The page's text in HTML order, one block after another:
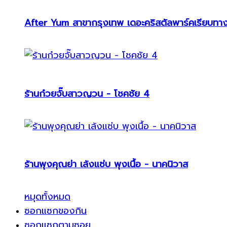
After Yum สาขากรุงเทพ เดอะคริสตัลพาร์คเรียบท
ร้านก๋วยจั๊บสาวญวน - โชคชัย 4
ร้านพุงคุณย่า เล้งแซ่บ พุงเนื้อ - นาคนิวาส
หมุดทั้งหมด
ซอกแซกของกิน